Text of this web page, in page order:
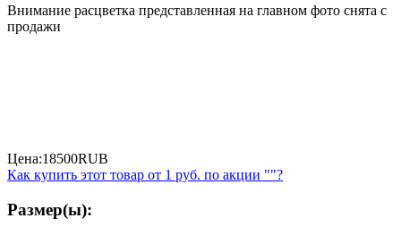
Внимание расцветка представленная на главном фото снята с
продажи
Цена:18500RUB
Как купить этот товар от 1 руб. по акции ""?
Размер(ы):